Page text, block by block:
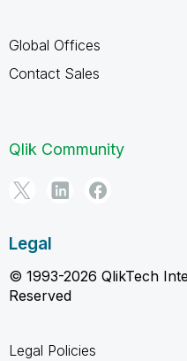
Global Offices
Contact Sales
Qlik Community
Legal
© 1993-2026 QlikTech
Reserved
Legal Policies